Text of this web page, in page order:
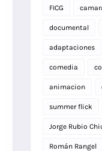
FICG
documental
adaptaciones
comedia
animacion
summer flick
Jorge Rubio
Román Rangel